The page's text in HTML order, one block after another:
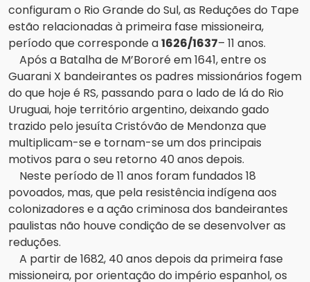
configuram o Rio Grande do Sul, as Reduções do Tape
estão relacionadas à primeira fase missioneira,
período que corresponde a1626/1637– 11 anos.
Após a Batalha de M’Bororé em 1641, entre os
Guarani X bandeirantes os padres missionários fogem
do que hoje é RS, passando para o lado de lá do Rio
Uruguai, hoje território argentino, deixando gado
trazido pelo jesuíta Cristóvão de Mendonza que
multiplicam-se e tornam-se um dos principais
motivos para o seu retorno 40 anos depois.
Neste período de 11 anos foram fundados 18
povoados, mas, que pela resistência indígena aos
colonizadores e a ação criminosa dos bandeirantes
paulistas não houve condição de se desenvolver as
reduções.
A partir de 1682, 40 anos depois da primeira fase
missioneira, por orientação do império espanhol, os